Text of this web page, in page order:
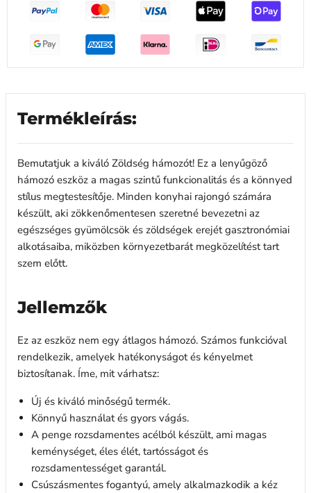
Termékleírás:
Bemutatjuk a kiváló Zöldség hámozót! Ez a lenyűgöző
hámozó eszköz a magas szintű funkcionalitás és a könnyed
stílus megtestesítője. Minden konyhai rajongó számára
készült, aki zökkenőmentesen szeretné bevezetni az
egészséges gyümölcsök és zöldségek erejét gasztronómiai
alkotásaiba, miközben környezetbarát megközelítést tart
szem előtt.
Jellemzők
Ez az eszköz nem egy átlagos hámozó. Számos funkcióval
rendelkezik, amelyek hatékonyságot és kényelmet
biztosítanak. Íme, mit várhatsz:
Új és kiváló minőségű termék.
Könnyű használat és gyors vágás.
A penge rozsdamentes acélból készült, ami magas
keménységet, éles élét, tartósságot és
rozsdamentességet garantál.
Csúszásmentes fogantyú, amely alkalmazkodik a kéz